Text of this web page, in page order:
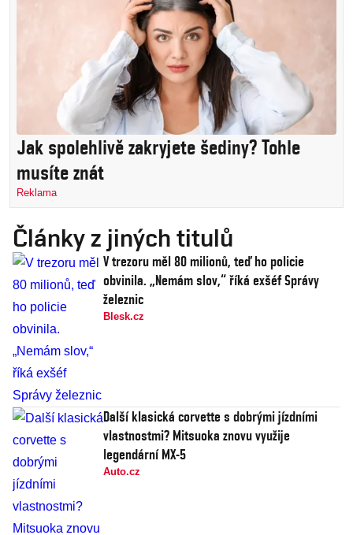
Jak spolehlivě zakryjete šediny? Tohle
musíte znát
Reklama
Články z jiných titulů
V trezoru měl 80 milionů, teď ho policie
obvinila. „Nemám slov,“ říká exšéf Správy
železnic
Blesk.cz
Další klasická corvette s dobrými jízdními
vlastnostmi? Mitsuoka znovu využije
legendární MX-5
Auto.cz